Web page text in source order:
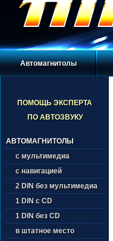
Автомагнитолы
ПОМОЩЬ ЭКСПЕРТА
ПО АВТОЗВУКУ
АВТОМАГНИТОЛЫ
с мультимедиа
с навигацией
2 DIN без мультимедиа
1 DIN с CD
1 DIN без CD
в штатное место